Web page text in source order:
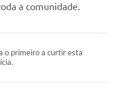
a comunidade.
o primeiro a curtir esta